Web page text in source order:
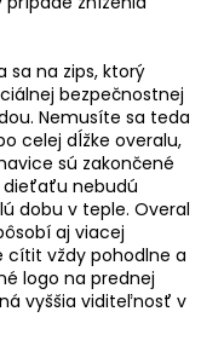
sa na zips, ktorý
bezpečnostnej
Nemusíte sa teda
celej dĺžke overalu,
sú zakončené
dieťaťu nebudú
dobu v teple. Overal
aj viacej
vždy pohodlne a
logo na prednej
vyššia viditeľnosť v